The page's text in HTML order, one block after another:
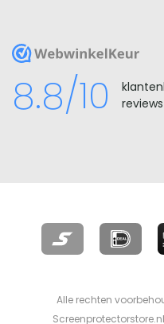
WebwinkelKeur
8.8/10
reviews
Alle rechten